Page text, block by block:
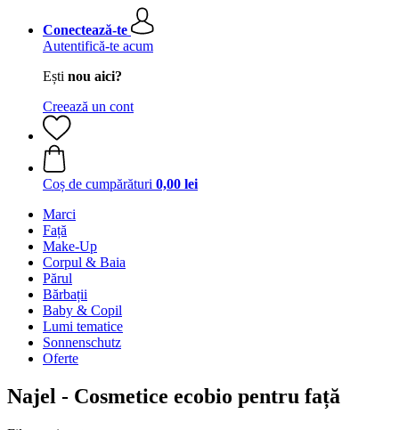
Conectează-te
Autentifică-te acum
Ești nou aici?
Creează un cont
Coș de cumpărături 0,00 lei
Marci
Față
Make-Up
Corpul & Baia
Părul
Bărbații
Baby & Copil
Lumi tematice
Sonnenschutz
Oferte
Najel - Cosmetice ecobio pentru față